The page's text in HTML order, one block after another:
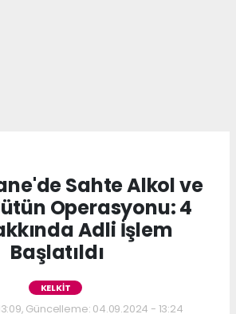
Sahte Alkol ve
Operasyonu: 4
Adli İşlem
Başlatıldı
KELKİT
Güncelleme: 04.09.2024 - 13:24